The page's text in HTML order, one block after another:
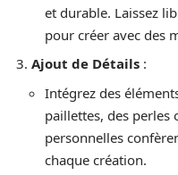
et durable. Laissez
pour créer avec des
Ajout de Détails :
Intégrez des
paillettes, des perles
personnelles
chaque création.